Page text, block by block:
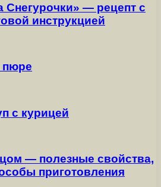
Снегурочки» — рецепт с
инструкцией
пюре
с курицей
— полезные свойства,
приготовления